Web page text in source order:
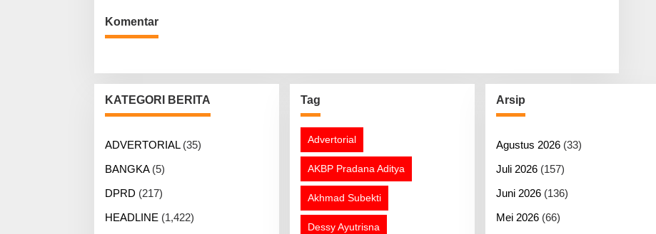
Komentar
KATEGORI BERITA
ADVERTORIAL(35)
BANGKA(5)
DPRD (217)
HEADLINE (1,422)
Tag
Advertorial
AKBP Pradana Aditya
Akhmad Subekti
Dessy Ayutrisna
Arsip
Agustus 2026(33)
Juli 2026(157)
Juni 2026(136)
Mei 2026(66)